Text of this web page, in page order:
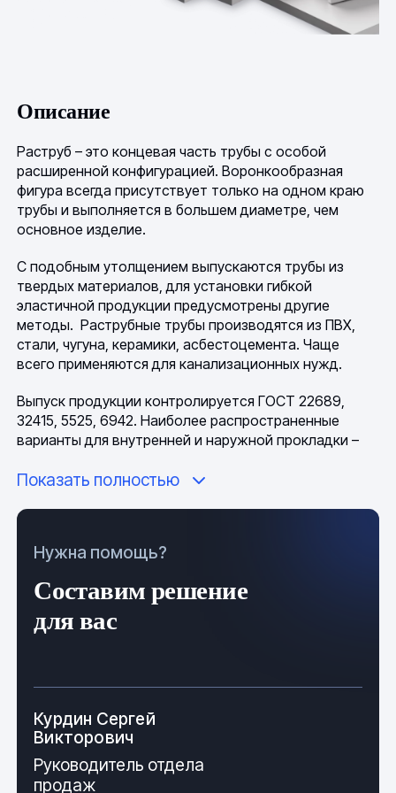
Описание
Раструб – это концевая часть трубы с особой
расширенной конфигурацией. Воронкообразная
фигура всегда присутствует только на одном краю
трубы и выполняется в большем диаметре, чем
основное изделие.
С подобным утолщением выпускаются трубы из
твердых материалов, для установки гибкой
эластичной продукции предусмотрены другие
методы. Раструбные трубы производятся из ПВХ,
стали, чугуна, керамики, асбестоцемента. Чаще
всего применяются для канализационных нужд.
Выпуск продукции контролируется ГОСТ 22689,
32415, 5525, 6942. Наиболее распространенные
варианты для внутренней и наружной прокладки –
соединения
Все раструбные трубы соединяются по единому
принципу – гладкий торец одного изделия
вставляется в расширенную часть конструкции
другого. Элементы устанавливаются против
зависимости от материала, используются различные
методы.
В современных канализационных системах чаще
Показать полностью
Нужна помощь?
Составим решение
для вас
Курдин Сергей
Викторович
Руководитель отдела
продаж